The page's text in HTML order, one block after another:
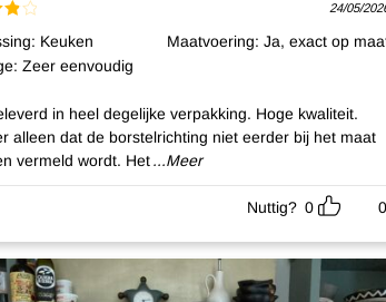
24/05/
: Keuken Maatvoering:Ja, exact op
: Zeer eenvoudig
in heel degelijke verpakking. Hoge kwaliteit.
alleen dat de borstelrichting niet eerder bij het maat
vermeld wordt. Het ...Meer
Nuttig? 0 0